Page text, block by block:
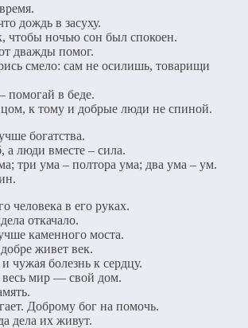
дождь в засуху.
чтобы ночью сон был спокоен.
дважды помог.
смело: сам не осилишь, товарищи
помогай в беде.
к тому и добрые люди не спиной.
богатства.
а люди вместе – сила.
три ума – полтора ума; два ума – ум.
человека в его руках.
откачало.
каменного моста.
живет век.
чужая болезнь к сердцу.
весь мир — свой дом.
Доброму бог на помочь.
дела их живут.